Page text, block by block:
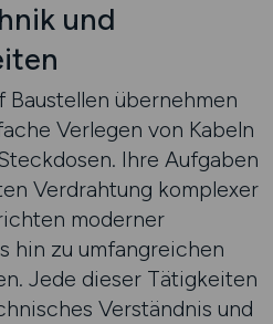
und
übernehmen
Verlegen von Kabeln
Ihre Aufgaben
Verdrahtung komplexer
moderner
hin zu umfangreichen
Jede dieser Tätigkeiten
Verständnis und